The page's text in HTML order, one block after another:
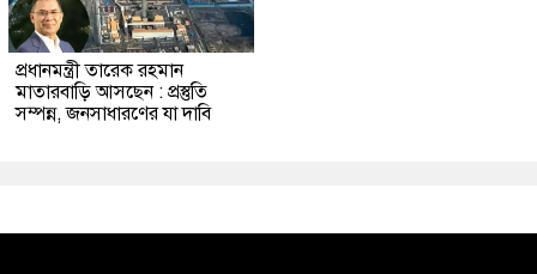
প্রধানমন্ত্রী তারেক রহমান
মাতারবাড়ি আসছেন : প্রস্তুতি
সম্পন্ন, জনসাধারণের যা দাবি